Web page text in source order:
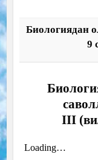
Биологиядан
9
III